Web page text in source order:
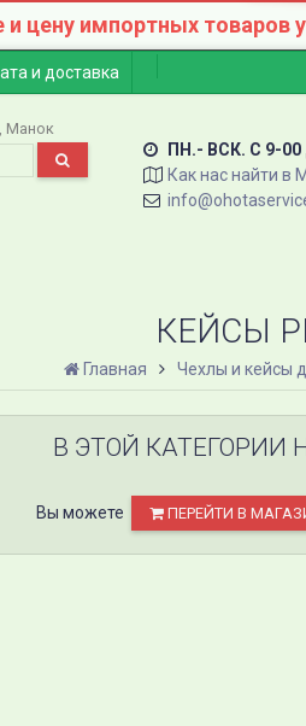
и цену импортных товаров
и доставка
Манок
ПН.- ВСК. C 9-00
Как нас найти в
КЕЙСЫ
Главная Чехлы и кейсы
В ЭТОЙ КАТЕГОРИИ
Вы можете ПЕРЕЙТИ В